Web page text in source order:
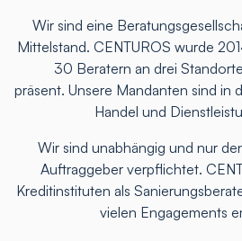
Wir sind eine
Mittelstand. CENTUROS wurde
30 Beratern an drei
präsent. Unsere Mandanten sind in
Handel und
Wir sind unabhängig und nur
Auftraggeber verpflichtet.
Kreditinstituten als
vielen Engagements